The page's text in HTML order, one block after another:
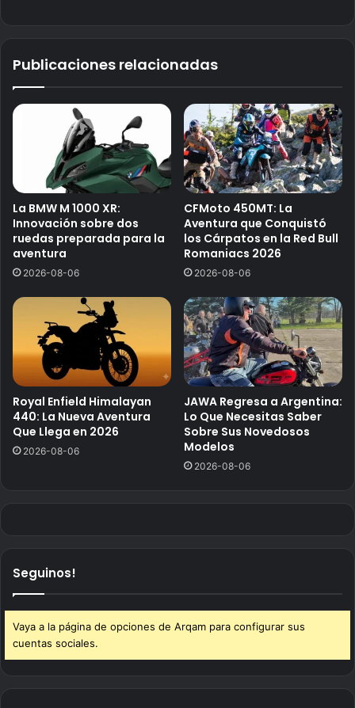
Publicaciones relacionadas
La BMW M 1000 XR:
Innovación sobre dos
ruedas preparada para la
aventura
2026-08-06
CFMoto 450MT: La
Aventura que Conquistó
los Cárpatos en la Red Bull
Romaniacs 2026
2026-08-06
Royal Enfield Himalayan
440: La Nueva Aventura
Que Llega en 2026
2026-08-06
JAWA Regresa a Argentina:
Lo Que Necesitas Saber
Sobre Sus Novedosos
Modelos
2026-08-06
Seguinos!
Vaya a la página de opciones de Arqam para configurar sus
cuentas sociales.